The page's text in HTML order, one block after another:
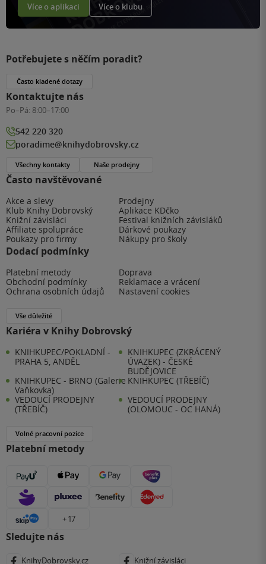
Více o aplikaci Více o klubu
Často navštěvované
Akce a slevy
Prodejny
Klub Knihy Dobrovský
Aplikace KDčko
Knižní závisláci
Festival knižních závisláků
Affiliate spolupráce
Dárkové poukazy
Poukazy pro firmy
Nákupy pro školy
Dodací podmínky
Platební metody
Doprava
Obchodní podmínky
Reklamace a vrácení
Ochrana osobních údajů
Nastavení cookies
Vše důležité
Kariéra v Knihy Dobrovský
KNIHKUPEC/POKLADNÍ -
PRAHA 5, ANDĚL
KNIHKUPEC (ZKRÁCENÝ
ÚVAZEK) - ČESKÉ
BUDĚJOVICE
KNIHKUPEC - BRNO (Galerie
Vaňkovka)
KNIHKUPEC (TŘEBÍČ)
VEDOUCÍ PRODEJNY
(TŘEBÍČ)
VEDOUCÍ PRODEJNY
(OLOMOUC - OC HANÁ)
Volné pracovní pozice
Platební metody
+ 17
Sledujte nás
KnihyDobrovsky.cz Knižní závisláci
Potřebujete s něčím poradit?
Často kladené dotazy
Kontaktujte nás
Po–Pá: 8:00–17:00
542 220 320
poradime@knihydobrovsky.cz
Všechny kontakty Naše prodejny